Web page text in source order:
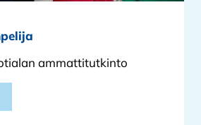
ammattitutkinto